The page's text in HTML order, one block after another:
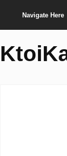
Navigate Here